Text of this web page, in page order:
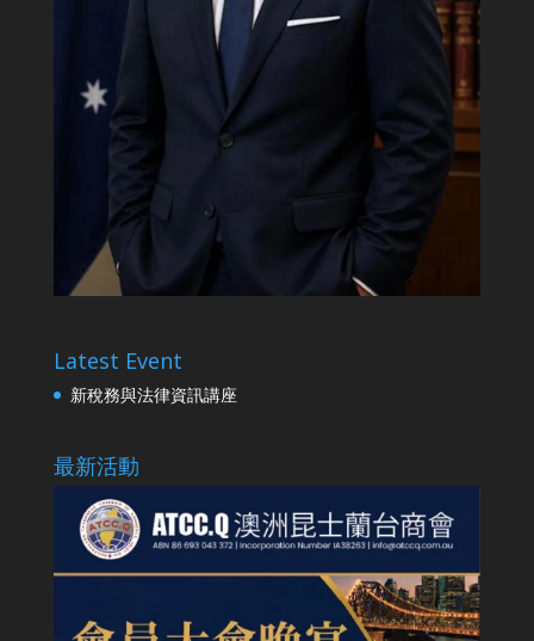
Latest Event
新稅務與法律資訊講座
最新活動